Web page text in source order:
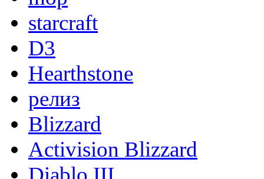
starcraft
D3
Hearthstone
релиз
Blizzard
Activision Blizzard